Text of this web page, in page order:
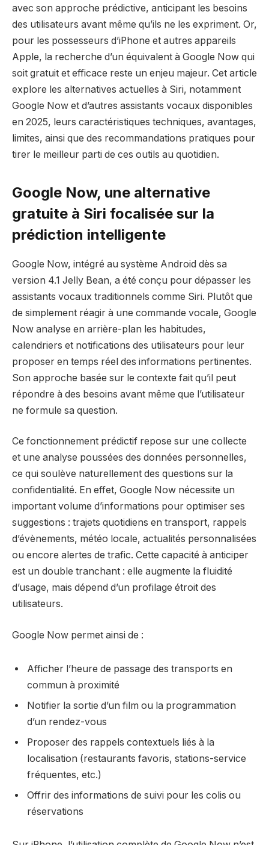
avec son approche prédictive, anticipant les besoins
des utilisateurs avant même qu’ils ne les expriment. Or,
pour les possesseurs d’iPhone et autres appareils
Apple, la recherche d’un équivalent à Google Now qui
soit gratuit et efficace reste un enjeu majeur. Cet article
explore les alternatives actuelles à Siri, notamment
Google Now et d’autres assistants vocaux disponibles
en 2025, leurs caractéristiques techniques, avantages,
limites, ainsi que des recommandations pratiques pour
tirer le meilleur parti de ces outils au quotidien.
Google Now, une alternative
gratuite à Siri focalisée sur la
prédiction intelligente
Google Now, intégré au système Android dès sa
version 4.1 Jelly Bean, a été conçu pour dépasser les
assistants vocaux traditionnels comme Siri. Plutôt que
de simplement réagir à une commande vocale, Google
Now analyse en arrière-plan les habitudes,
calendriers et notifications des utilisateurs pour leur
proposer en temps réel des informations pertinentes.
Son approche basée sur le contexte fait qu’il peut
répondre à des besoins avant même que l’utilisateur
ne formule sa question.
Ce fonctionnement prédictif repose sur une collecte
et une analyse poussées des données personnelles,
ce qui soulève naturellement des questions sur la
confidentialité. En effet, Google Now nécessite un
important volume d’informations pour optimiser ses
suggestions : trajets quotidiens en transport, rappels
d’évènements, météo locale, actualités personnalisées
ou encore alertes de trafic. Cette capacité à anticiper
est un double tranchant : elle augmente la fluidité
d’usage, mais dépend d’un profilage étroit des
utilisateurs.
Google Now permet ainsi de :
Afficher l’heure de passage des transports en
commun à proximité
Notifier la sortie d’un film ou la programmation
d’un rendez-vous
Proposer des rappels contextuels liés à la
localisation (restaurants favoris, stations-service
fréquentes, etc.)
Offrir des informations de suivi pour les colis ou
réservations